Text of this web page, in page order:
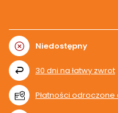
Niedostępny
30 dni na łatwy zwrot
Płatności